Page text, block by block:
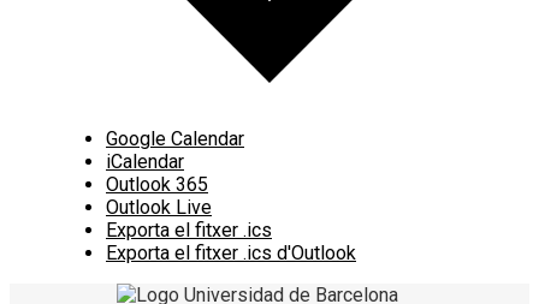
Google Calendar
iCalendar
Outlook 365
Outlook Live
Exporta el fitxer .ics
Exporta el fitxer .ics d'Outlook